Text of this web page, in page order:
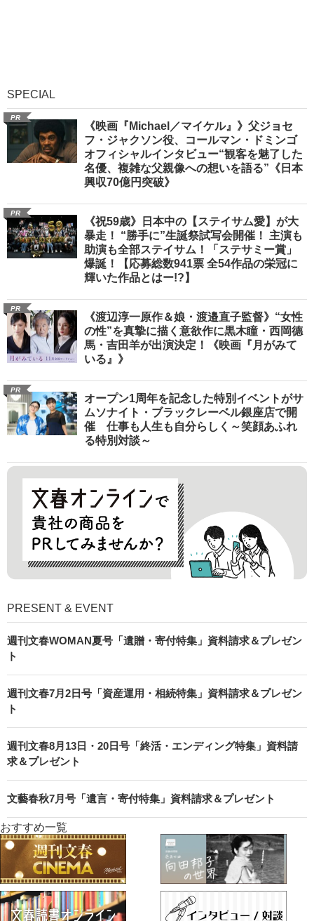
SPECIAL
PR
《映画『Michael／マイケル』》父ジョセ
フ・ジャクソン役、コールマン・ドミンゴ
オフィシャルインタビュー“観客を魅了した
名優、複雑な父親像への想いを語る”《日本
興収70億円突破》
PR
《祝59歳》日本中の【ステイサム愛】が大
暴走！ “勝手に”生誕祭試写会開催！ 主演も
助演も全部ステイサム！「ステサミー賞」
爆誕！【応募総数941票 全54作品の栄冠に
輝いた作品とはー!?】
PR
《渡辺淳一原作＆娘・渡邉直子監督》“女性
の性”を真摯に描く意欲作に黒木瞳・西岡德
馬・吉田羊が出演決定！《映画『月がみて
いる』》
PR
オープン1周年を記念した特別イベントがサ
ムソナイト・ブラックレーベル銀座店で開
催 仕事も人生も自分らしく～笑顔あふれ
る特別対談～
PRESENT & EVENT
週刊文春WOMAN夏号「遺贈・寄付特集」資料請求＆プレゼン
ト
週刊文春7月2日号「資産運用・相続特集」資料請求＆プレゼン
ト
週刊文春8月13日・20日号「終活・エンディング特集」資料請
求＆プレゼント
文藝春秋7月号「遺言・寄付特集」資料請求＆プレゼント
おすすめ一覧